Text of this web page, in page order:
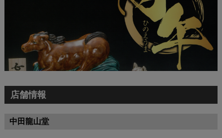
店舗情報
中田龍山堂